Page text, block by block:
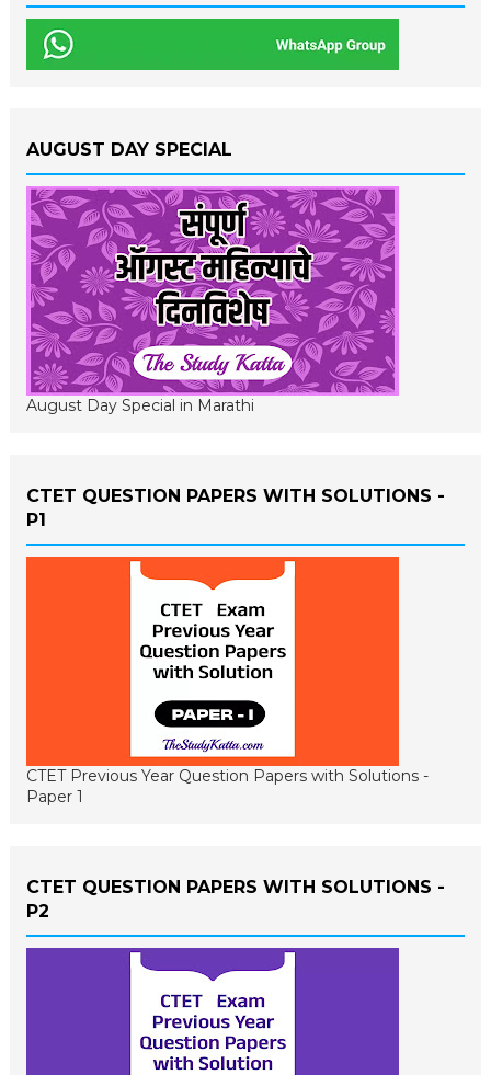
AUGUST DAY SPECIAL
August Day Special in Marathi
CTET QUESTION PAPERS WITH SOLUTIONS -
P1
CTET Previous Year Question Papers with Solutions -
Paper 1
CTET QUESTION PAPERS WITH SOLUTIONS -
P2